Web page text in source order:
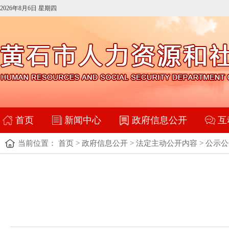
2026年8月6日 星期四
首页 新闻中心 政府信息公开 互
当前位置： 首页 > 政府信息公开 > 法定主动公开内容 > 公示